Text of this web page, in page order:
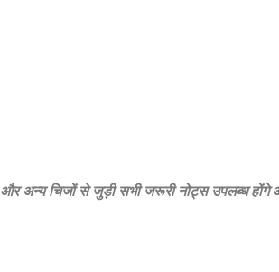
और अन्‍य चिजों से जुड़ी सभी जरूरी नोट्स उपलब्‍ध